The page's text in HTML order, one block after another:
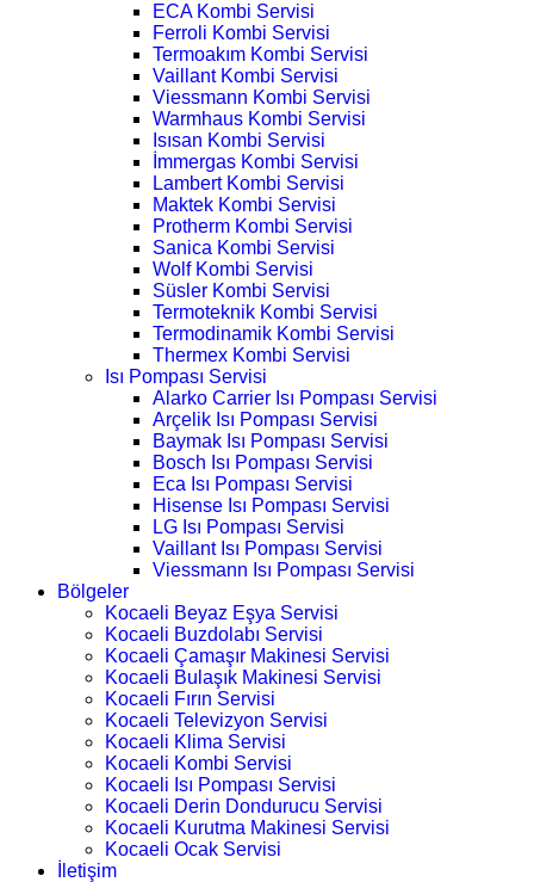
ECA Kombi Servisi
Ferroli Kombi Servisi
Termoakım Kombi Servisi
Vaillant Kombi Servisi
Viessmann Kombi Servisi
Warmhaus Kombi Servisi
Isısan Kombi Servisi
İmmergas Kombi Servisi
Lambert Kombi Servisi
Maktek Kombi Servisi
Protherm Kombi Servisi
Sanica Kombi Servisi
Wolf Kombi Servisi
Süsler Kombi Servisi
Termoteknik Kombi Servisi
Termodinamik Kombi Servisi
Thermex Kombi Servisi
Isı Pompası Servisi
Alarko Carrier Isı Pompası Servisi
Arçelik Isı Pompası Servisi
Baymak Isı Pompası Servisi
Bosch Isı Pompası Servisi
Eca Isı Pompası Servisi
Hisense Isı Pompası Servisi
LG Isı Pompası Servisi
Vaillant Isı Pompası Servisi
Viessmann Isı Pompası Servisi
Bölgeler
Kocaeli Beyaz Eşya Servisi
Kocaeli Buzdolabı Servisi
Kocaeli Çamaşır Makinesi Servisi
Kocaeli Bulaşık Makinesi Servisi
Kocaeli Fırın Servisi
Kocaeli Televizyon Servisi
Kocaeli Klima Servisi
Kocaeli Kombi Servisi
Kocaeli Isı Pompası Servisi
Kocaeli Derin Dondurucu Servisi
Kocaeli Kurutma Makinesi Servisi
Kocaeli Ocak Servisi
İletişim